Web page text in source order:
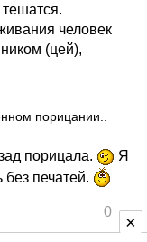
человек
(цей),
порицании..
порицала.
Я
печатей.
0